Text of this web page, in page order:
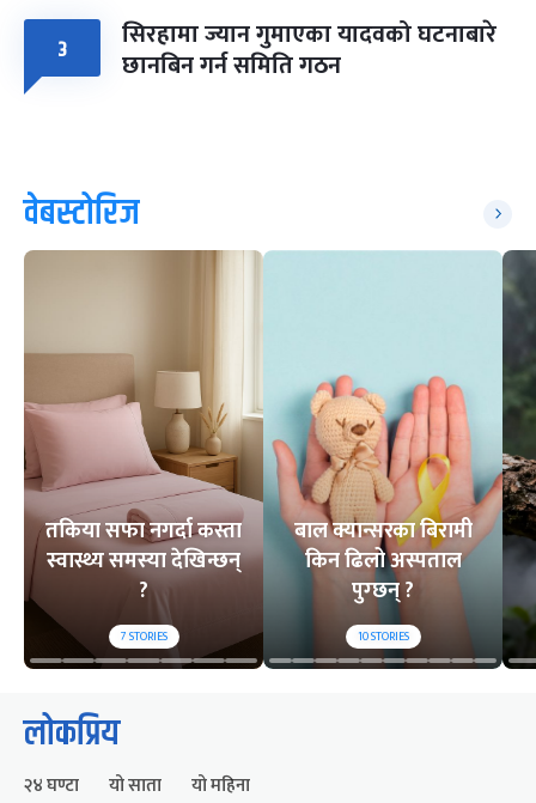
३ सिरहामा ज्यान गुमाएका यादवको घटनाबारे
छानबिन गर्न समिति गठन
वेबस्टोरिज
तकिया सफा नगर्दा कस्ता
स्वास्थ्य समस्या देखिन्छन्
?
7STORIES
बाल क्यान्सरका बिरामी
किन ढिलो अस्पताल
पुग्छन् ?
10STORIES
लोकप्रिय
२४ घण्टा यो साता यो महिना